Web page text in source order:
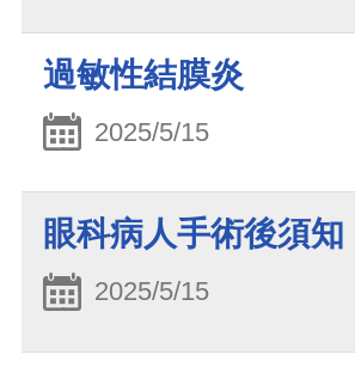
過敏性結膜炎
2025/5/15
眼科病人手術後須知
2025/5/15